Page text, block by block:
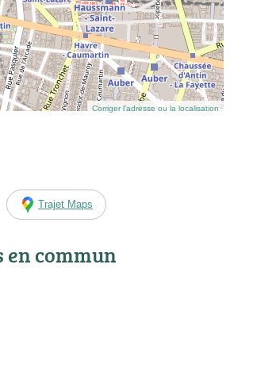
Corriger l’adresse ou la localisation
Trajet Maps
commun